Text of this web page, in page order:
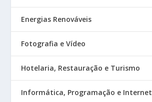
Energias Renováveis
Fotografia e Vídeo
Hotelaria, Restauração e Turismo
Informática, Programação e Internet